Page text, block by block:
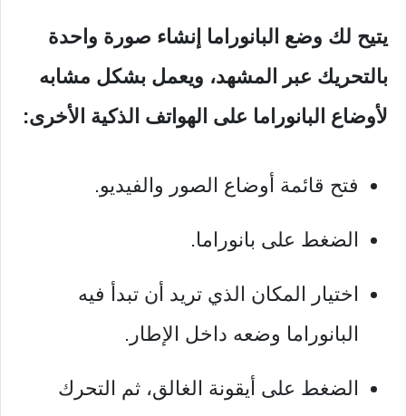
يتيح لك وضع البانوراما إنشاء صورة واحدة
بالتحريك عبر المشهد، ويعمل بشكل مشابه
لأوضاع البانوراما على الهواتف الذكية الأخرى:
فتح قائمة أوضاع الصور والفيديو.
الضغط على بانوراما.
اختيار المكان الذي تريد أن تبدأ فيه
البانوراما وضعه داخل الإطار.
الضغط على أيقونة الغالق، ثم التحرك